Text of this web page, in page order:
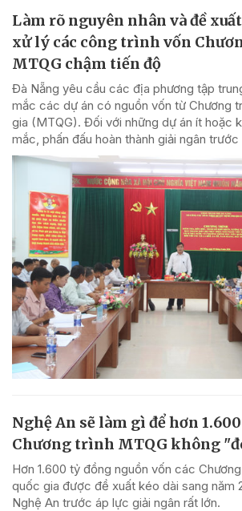
Làm rõ nguyên nhân và đề
xử lý các công trình vốn
MTQG chậm tiến độ
Đà Nẵng yêu cầu các địa phương tập
mắc các dự án có nguồn vốn từ Chương
gia (MTQG). Đối với những dự án ít hoặc
mắc, phấn đấu hoàn thành giải ngân trước
Nghệ An sẽ làm gì để hơn
Chương trình MTQG không
Hơn 1.600 tỷ đồng nguồn vốn các
quốc gia được đề xuất kéo dài sang năm
Nghệ An trước áp lực giải ngân rất lớn.